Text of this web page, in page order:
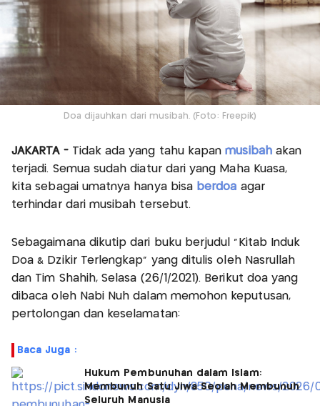
Doa dijauhkan dari musibah. (Foto: Freepik)
JAKARTA - Tidak ada yang tahu kapanmusibahakan
terjadi. Semua sudah diatur dari yang Maha Kuasa,
kita sebagai umatnya hanya bisa berdoa agar
terhindar dari musibah tersebut.
Sebagaimana dikutip dari buku berjudul "Kitab Induk
Doa & Dzikir Terlengkap" yang ditulis oleh Nasrullah
dan Tim Shahih, Selasa (26/1/2021). Berikut doa yang
dibaca oleh Nabi Nuh dalam memohon keputusan,
pertolongan dan keselamatan:
Baca Juga :
Hukum Pembunuhan dalam Islam:
Membunuh Satu Jiwa Seolah Membunuh
Seluruh Manusia